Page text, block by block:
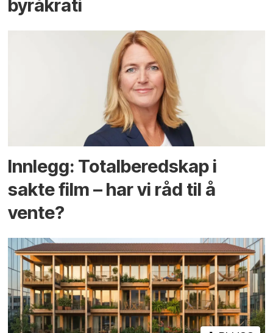
byråkrati
Innlegg: Totalberedskap i
sakte film – har vi råd til å
vente?